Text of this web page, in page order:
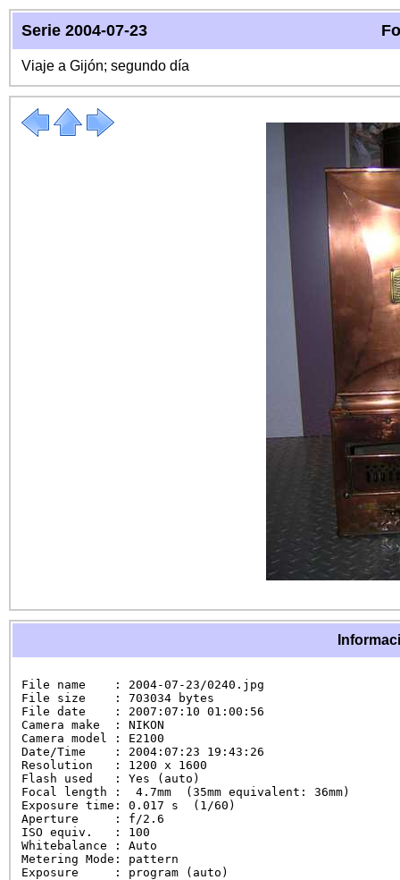
Serie 2004-07-23
Viaje a Gijón; segundo día
File name    : 2004-07-23/0240.jpg
File size    : 703034 bytes
File date    : 2007:07:10 01:00:56
Camera make  : NIKON
Camera model : E2100
Date/Time    : 2004:07:23 19:43:26
Resolution   : 1200 x 1600
Flash used   : Yes (auto)
Focal length :  4.7mm  (35mm equivalent: 36mm)
Exposure time: 0.017 s  (1/60)
Aperture     : f/2.6
ISO equiv.   : 100
Whitebalance : Auto
Metering Mode: pattern
Exposure     : program (auto)